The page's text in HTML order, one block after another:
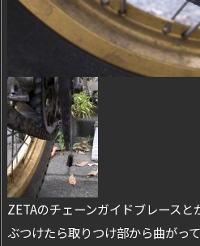
ZETAのチェーンガイドブレースと
ぶつけたら取りつけ部から曲がっ